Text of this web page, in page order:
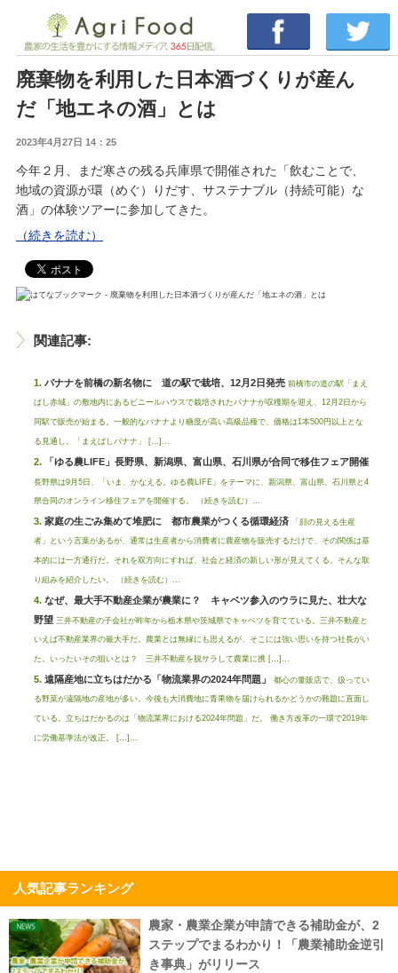
廃棄物を利用した日本酒づくりが産ん
だ「地エネの酒」とは
2023年4月27日 14：25
今年２月、まだ寒さの残る兵庫県で開催された「飲むことで、
地域の資源が環（めぐ）りだす、サステナブル（持続可能）な
酒」の体験ツアーに参加してきた。
（続きを読む）
関連記事:
バナナを前橋の新名物に 道の駅で栽培、12月2日発売 前橋市の道の駅「まえ
ばし赤城」の敷地内にあるビニールハウスで栽培されたバナナが収穫期を迎え、12月2日から
同駅で販売が始まる。一般的なバナナより糖度が高い高級品種で、価格は1本500円以上とな
る見通し。「まえばしバナナ」 […]...
「ゆる農LIFE」長野県、新潟県、富山県、石川県が合同で移住フェア開催
長野県は9月5日、「いま、かなえる。ゆる農LIFE」をテーマに、新潟県、富山県、石川県と4
県合同のオンライン移住フェアを開催する。 （続きを読む）...
家庭の生ごみ集めて堆肥に 都市農業がつくる循環経済
「顔の見える生産
者」という言葉があるが、通常は生産者から消費者に農産物を販売するだけで、その関係は基
本的には一方通行だ。それを双方向にすれば、社会と経済の新しい形が見えてくる。そんな取
り組みを紹介したい。 （続きを読む）...
なぜ、最大手不動産企業が農業に？ キャベツ参入のウラに見た、壮大な
野望 三井不動産の子会社が昨年から栃木県や茨城県でキャベツを育てている。三井不動産と
いえば不動産業界の最大手だ。農業とは無縁にも思えるが、そこには強い思いを持つ社長がい
た。いったいその狙いとは？ 三井不動産を脱サラして農業に携 […]...
遠隔産地に立ちはだかる「物流業界の2024年問題」 都心の量販店で、扱ってい
る野菜が遠隔地の産地が多い。今後も大消費地に青果物を届けられるかどうかの難題に直面し
ている。立ちはだかるのは「物流業界における2024年問題」だ。 働き方改革の一環で2019年
に労働基準法が改正。 […]...
人気記事ランキング
農家・農業企業が申請できる補助金が、2
ステップでまるわかり！「農業補助金逆引
き事典」がリリース